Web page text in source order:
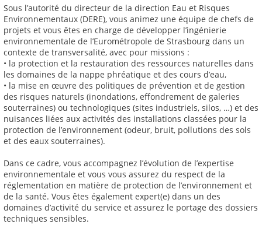
Sous l’autorité du directeur de la direction Eau et Risques
Environnementaux (DERE), vous animez une équipe de chefs de
projets et vous êtes en charge de développer l’ingénierie
environnementale de l’Eurométropole de Strasbourg dans un
contexte de transversalité, avec pour missions :
• la protection et la restauration des ressources naturelles dans
les domaines de la nappe phréatique et des cours d’eau,
• la mise en œuvre des politiques de prévention et de gestion
des risques naturels (inondations, effondrement de galeries
souterraines) ou technologiques (sites industriels, silos, …) et des
nuisances liées aux activités des installations classées pour la
protection de l’environnement (odeur, bruit, pollutions des sols
et des eaux souterraines).
Dans ce cadre, vous accompagnez l’évolution de l’expertise
environnementale et vous vous assurez du respect de la
réglementation en matière de protection de l’environnement et
de la santé. Vous êtes également expert(e) dans un des
domaines d’activité du service et assurez le portage des dossiers
techniques sensibles.